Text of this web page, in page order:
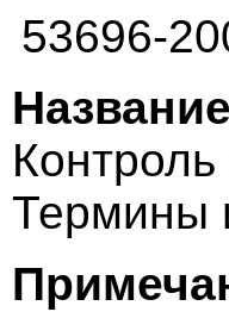
53696-
Термины